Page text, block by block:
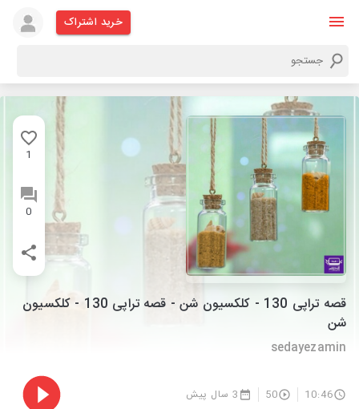
خرید اشتراک
1
0
قصه تراپی 130 - کلکسیون شن - قصه تراپی 130 - کلکسیون
شن
sedayezamin
10:46
50 3 سال پیش